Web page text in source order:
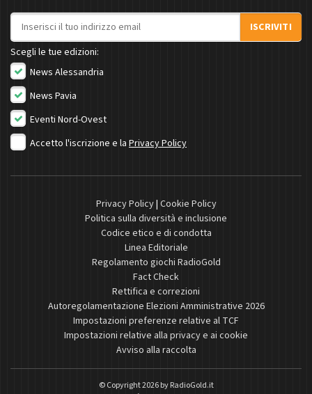
Indirizzo email
ISCRIVITI
Scegli le tue edizioni:
News Alessandria
News Pavia
Eventi Nord-Ovest
Accetto l'iscrizione e la Privacy Policy
Privacy Policy| Cookie Policy
Politica sulla diversità e inclusione
Codice etico e di condotta
Linea Editoriale
Regolamento giochi RadioGold
Fact Check
Rettifica e correzioni
Autoregolamentazione Elezioni Amministrative 2026
Impostazioni preferenze relative al TCF
Impostazioni relative alla privacy e ai cookie
Avviso alla raccolta
© Copyright 2026 byRadioGold.it